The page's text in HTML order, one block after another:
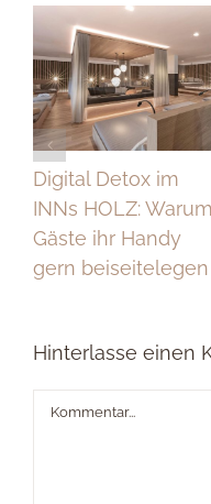
Digital Detox im
INNs HOLZ: Warum
Gäste ihr Handy
gern beiseitelegen
Hinterlasse einen
Kommentar